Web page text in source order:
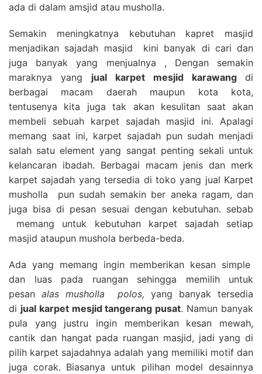
ada di dalam amsjid atau musholla.
Semakin meningkatnya kebutuhan kapret masjid
menjadikan sajadah masjid kini banyak di cari dan
juga banyak yang menjualnya , Dengan semakin
maraknya yang jual karpet mesjid karawang di
berbagai macam daerah maupun kota kota,
tentusenya kita juga tak akan kesulitan saat akan
membeli sebuah karpet sajadah masjid ini. Apalagi
memang saat ini, karpet sajadah pun sudah menjadi
salah satu element yang sangat penting sekali untuk
kelancaran ibadah. Berbagai macam jenis dan merk
karpet sajadah yang tersedia di toko yang jual Karpet
musholla pun sudah semakin ber aneka ragam, dan
juga bisa di pesan sesuai dengan kebutuhan. sebab
memang untuk kebutuhan karpet sajadah setiap
masjid ataupun mushola berbeda-beda.
Ada yang memang ingin memberikan kesan simple
dan luas pada ruangan sehingga memilih untuk
pesan alas musholla polos, yang banyak tersedia
di jual karpet mesjid tangerang pusat. Namun banyak
pula yang justru ingin memberikan kesan mewah,
cantik dan hangat pada ruangan masjid, jadi yang di
pilih karpet sajadahnya adalah yang memiliki motif dan
juga corak. Biasanya untuk pilihan model desainnya